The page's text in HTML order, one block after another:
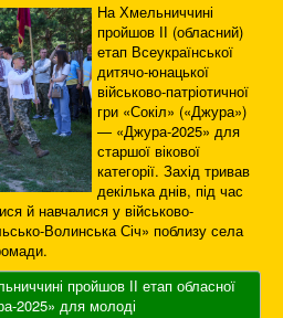
На Хмельниччині
пройшов ІІ (обласний)
етап Всеукраїнської
дитячо-юнацької
військово-патріотичної
гри «Сокіл» («Джура»)
— «Джура-2025» для
старшої вікової
категорії. Захід тривав
декілька днів, під час
й навчалися у військово-
Волинська Січ» поблизу села
пройшов ІІ етап обласної
2025» для молоді